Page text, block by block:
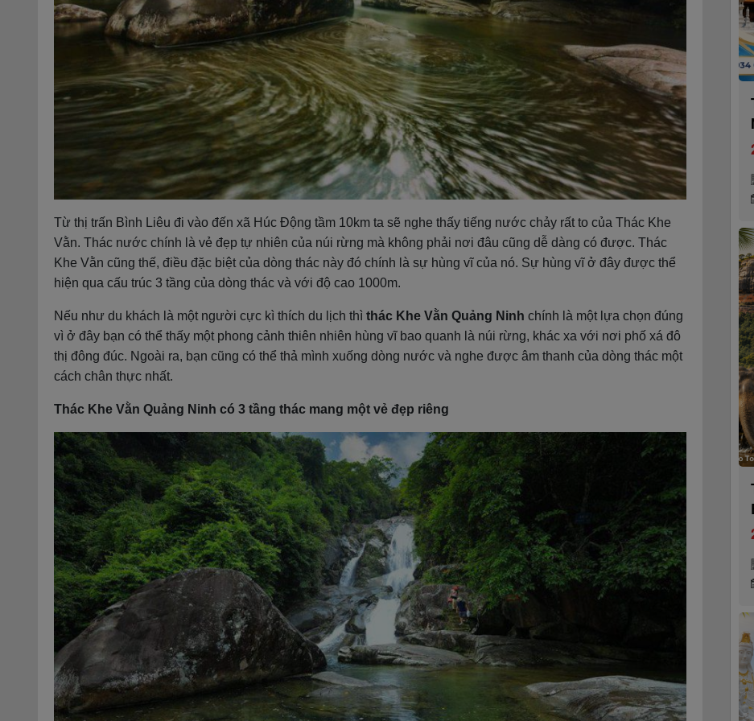
Từ thị trấn Bình Liêu đi vào đến xã Húc Động tầm 10km ta sẽ nghe thấy tiếng nước chảy rất to của Thác Khe
Vằn. Thác nước chính là vẻ đẹp tự nhiên của núi rừng mà không phải nơi đâu cũng dễ dàng có được. Thác
Khe Vằn cũng thế, điều đặc biệt của dòng thác này đó chính là sự hùng vĩ của nó. Sự hùng vĩ ở đây được thể
hiện qua cấu trúc 3 tầng của dòng thác và với độ cao 1000m.
Nếu như du khách là một người cực kì thích du lịch thì thác Khe Vằn Quảng Ninh chính là một lựa chọn đúng
vì ở đây bạn có thể thấy một phong cảnh thiên nhiên hùng vĩ bao quanh là núi rừng, khác xa với nơi phố xá đô
thị đông đúc. Ngoài ra, bạn cũng có thể thả mình xuống dòng nước và nghe được âm thanh của dòng thác một
cách chân thực nhất.
Thác Khe Vằn Quảng Ninh có 3 tầng thác mang một vẻ đẹp riêng